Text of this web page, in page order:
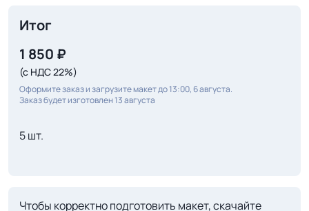
Итог
1 850 ₽
(с НДС 22%)
Оформите заказ и загрузите макет до 13:00, 6 августа.
Заказ будет изготовлен 13 августа
5 шт.
Чтобы корректно подготовить макет, скачайте